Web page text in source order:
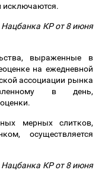
исключаются.
Нацбанка КР от 8 июня
выраженные в
на ежедневной
ассоциации рынка
в день,
мерных слитков,
осуществляется
Нацбанка КР от 8 июня